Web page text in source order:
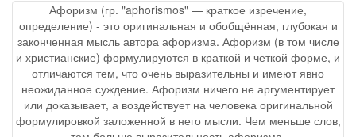
Афоризм (гр. "aphorismos" — краткое изречение,
определение) - это оригинальная и обобщённая, глубокая и
законченная мысль автора афоризма. Афоризм (в том числе
и христианские) формулируются в краткой и четкой форме, и
отличаются тем, что очень выразительны и имеют явно
неожиданное суждение. Афоризм ничего не аргументирует
или доказывает, а воздействует на человека оригинальной
формулировкой заложенной в него мысли. Чем меньше слов,